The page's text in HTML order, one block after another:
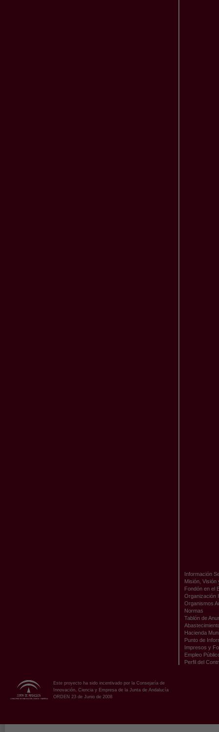
Información
Misión, Visión
Fondón en el
Organización
Organismos
Normas
Tablón de
Hacienda
Punto de
Impresos y
Empleo
Perfil del
Este proyecto ha sido incentivado por la Consejaría de
Innovación, Ciencia y Empresa de la Junta de Andalucía
ORDEN 23 de Junio de 2008